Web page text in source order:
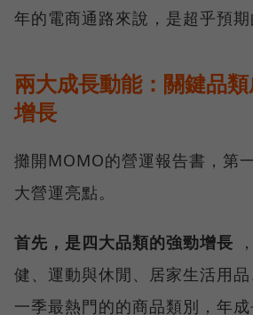
年的電商通路來說，是超乎預期
兩大成長動能：關鍵品
增長
攤開MOMO的營運報告書，第
大營運亮點。
首先，是四大品類的強勁增長
健、運動與休閒、居家生活用
一季最熱門的的商品類別，年